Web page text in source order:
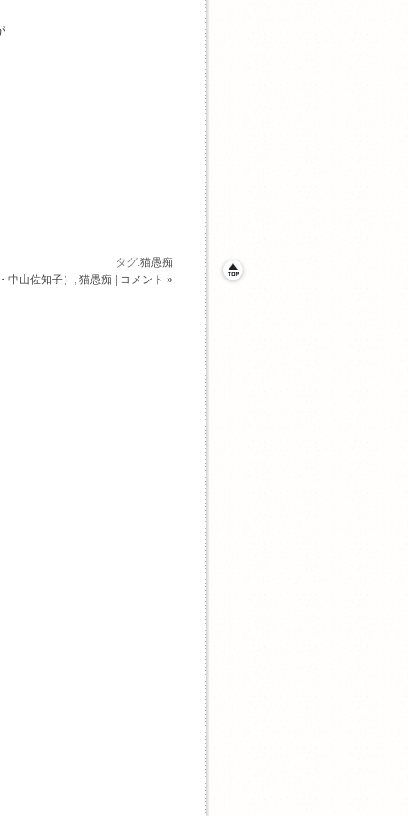
タグ:猫愚痴
中山佐知子） , 猫愚痴 コメント »